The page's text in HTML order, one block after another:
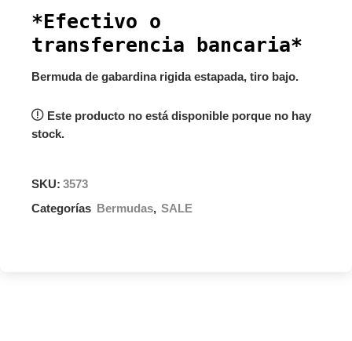
*Efectivo o
transferencia bancaria*
Bermuda de gabardina rigida estapada, tiro bajo.
Este producto no está disponible porque no hay
stock.
SKU: 3573
Categorías
Bermudas, SALE